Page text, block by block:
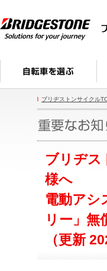
ブリヂストンサイクル
ブリヂス
様へ
電動アシ
リー」無
（更新